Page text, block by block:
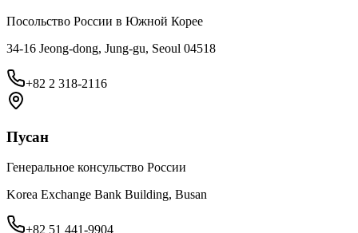
Посольство России в Южной Корее
34-16 Jeong-dong, Jung-gu, Seoul 04518
+82 2 318-2116
Пусан
Генеральное консульство России
Korea Exchange Bank Building, Busan
+82 51 441-9904